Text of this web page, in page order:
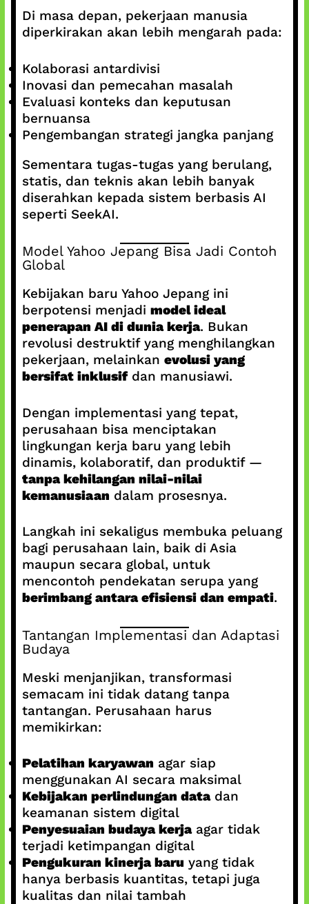
Di masa depan, pekerjaan manusia
diperkirakan akan lebih mengarah pada:
Kolaborasi antardivisi
Inovasi dan pemecahan masalah
Evaluasi konteks dan keputusan
bernuansa
Pengembangan strategi jangka panjang
Sementara tugas-tugas yang berulang,
statis, dan teknis akan lebih banyak
diserahkan kepada sistem berbasis AI
seperti SeekAI.
Model Yahoo Jepang Bisa Jadi Contoh
Global
Kebijakan baru Yahoo Jepang ini
berpotensi menjadi model ideal
penerapan AI di dunia kerja. Bukan
revolusi destruktif yang menghilangkan
pekerjaan, melainkan evolusi yang
bersifat inklusifdan manusiawi.
Dengan implementasi yang tepat,
perusahaan bisa menciptakan
lingkungan kerja baru yang lebih
dinamis, kolaboratif, dan produktif —
tanpa kehilangan nilai-nilai
kemanusiaan dalam prosesnya.
Langkah ini sekaligus membuka peluang
bagi perusahaan lain, baik di Asia
maupun secara global, untuk
mencontoh pendekatan serupa yang
berimbang antara efisiensi dan empati.
Tantangan Implementasi dan Adaptasi
Budaya
Meski menjanjikan, transformasi
semacam ini tidak datang tanpa
tantangan. Perusahaan harus
memikirkan:
Pelatihan karyawan agar siap
menggunakan AI secara maksimal
Kebijakan perlindungan datadan
keamanan sistem digital
Penyesuaian budaya kerjaagar tidak
terjadi ketimpangan digital
Pengukuran kinerja baru yang tidak
hanya berbasis kuantitas, tetapi juga
kualitas dan nilai tambah